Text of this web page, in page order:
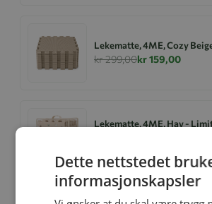
Lekematte, 4ME, Cozy
kr 299,00kr 159,00
Lekematte, 4ME, Hav -
Dette nettstedet
informasjonskapsler